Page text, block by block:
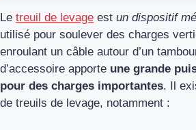
Le treuil de levage est un dispositif
utilisé pour soulever des charges
enroulant un câble autour d’un
d’accessoire apporte une grande
pour des charges importantes. Il
de treuils de levage, notamment :